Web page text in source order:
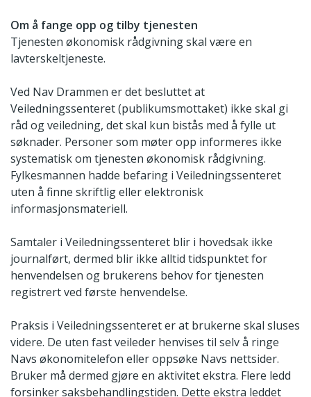
Om å fange opp og tilby tjenesten
Tjenesten økonomisk rådgivning skal være en
lavterskeltjeneste.
Ved Nav Drammen er det besluttet at
Veiledningssenteret (publikumsmottaket) ikke skal gi
råd og veiledning, det skal kun bistås med å fylle ut
søknader. Personer som møter opp informeres ikke
systematisk om tjenesten økonomisk rådgivning.
Fylkesmannen hadde befaring i Veiledningssenteret
uten å finne skriftlig eller elektronisk
informasjonsmateriell.
Samtaler i Veiledningssenteret blir i hovedsak ikke
journalført, dermed blir ikke alltid tidspunktet for
henvendelsen og brukerens behov for tjenesten
registrert ved første henvendelse.
Praksis i Veiledningssenteret er at brukerne skal sluses
videre. De uten fast veileder henvises til selv å ringe
Navs økonomitelefon eller oppsøke Navs nettsider.
Bruker må dermed gjøre en aktivitet ekstra. Flere ledd
forsinker saksbehandlingstiden. Dette ekstra leddet